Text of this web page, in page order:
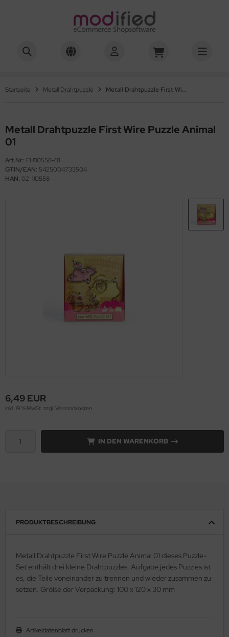
Startseite Metall Drahtpuzzle Metall Drahtpuzzle First Wire Puzzle Animal 01
Metall Drahtpuzzle First Wire Puzzle Animal
01
Art.Nr.: EU110558-01
GTIN/EAN: 5425004733504
HAN: 02-110558
6,49 EUR
inkl. 19 % MwSt. zzgl. Versandkosten
IN DEN WARENKORB
PRODUKTBESCHREIBUNG
Metall Drahtpuzzle First Wire Puzzle Animal 01 dieses Puzzle-
Set enthält drei kleine Drahtpuzzles. Aufgabe jedes Puzzles ist
es, die Teile voneinander zu trennen und wieder zusammen zu
setzen. Größe der Verpackung: 100 x 120 x 30 mm
Artikeldatenblatt drucken
06
08